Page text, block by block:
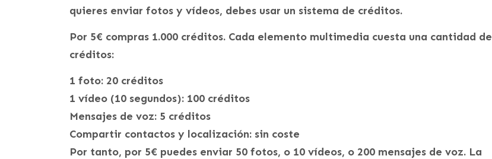
quieres enviar fotos y vídeos, debes usar un sistema de créditos.
Por 5€ compras 1.000 créditos. Cada elemento multimedia cuesta una cantidad de
créditos:
1 foto: 20 créditos
1 vídeo (10 segundos): 100 créditos
Mensajes de voz: 5 créditos
Compartir contactos y localización: sin coste
Por tanto, por 5€ puedes enviar 50 fotos, o 10 vídeos, o 200 mensajes de voz. La